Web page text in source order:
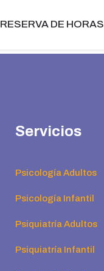
RESERVA DE HORAS
Servicios
Psicología Adultos
Psicología Infantil
Psiquiatría Adultos
Psiquiatría Infantil